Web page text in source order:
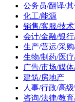
公务员/翻译/
化工/能源
销售/客服/技
会计/金融/银
生产/营运/采
生物/制药/医
广告/市场/媒
建筑/房地产
人事/行政/高
咨询/法律/教